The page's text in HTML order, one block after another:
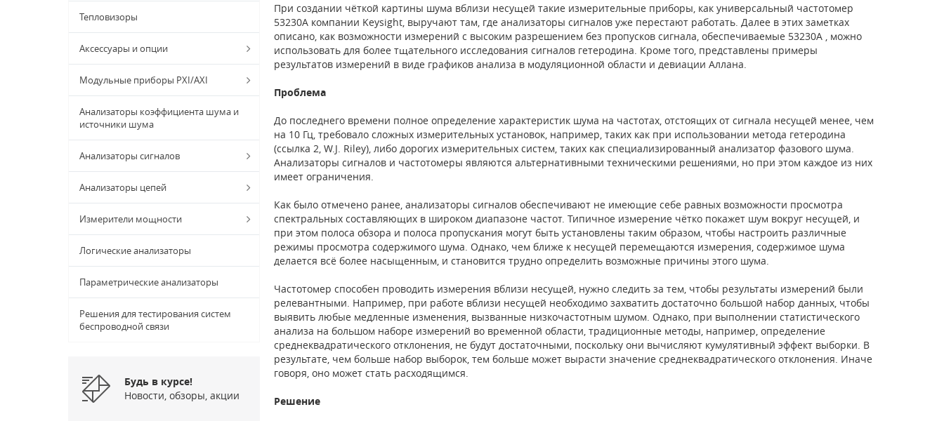
Тепловизоры
Аксессуары и опции
Модульные приборы PXI/AXI
Анализаторы коэффициента шума и
источники шума
Анализаторы сигналов
Анализаторы цепей
Измерители мощности
Логические анализаторы
Параметрические анализаторы
Решения для тестирования систем
беспроводной связи
Будь в курсе!
Новости, обзоры, акции
При создании чёткой картины шума вблизи несущей такие измерительные приборы, как универсальный частотомер
53230A компании Keysight, выручают там, где анализаторы сигналов уже перестают работать. Далее в этих заметках
описано, как возможности измерений с высоким разрешением без пропусков сигнала, обеспечиваемые 53230A , можно
использовать для более тщательного исследования сигналов гетеродина. Кроме того, представлены примеры
результатов измерений в виде графиков анализа в модуляционной области и девиации Аллана.
Проблема
До последнего времени полное определение характеристик шума на частотах, отстоящих от сигнала несущей менее, чем
на 10 Гц, требовало сложных измерительных установок, например, таких как при использовании метода гетеродина
(ссылка 2, W.J. Riley), либо дорогих измерительных систем, таких как специализированный анализатор фазового шума.
Анализаторы сигналов и частотомеры являются альтернативными техническими решениями, но при этом каждое из них
имеет ограничения.
Как было отмечено ранее, анализаторы сигналов обеспечивают не имеющие себе равных возможности просмотра
спектральных составляющих в широком диапазоне частот. Типичное измерение чётко покажет шум вокруг несущей, и
при этом полоса обзора и полоса пропускания могут быть установлены таким образом, чтобы настроить различные
режимы просмотра содержимого шума. Однако, чем ближе к несущей перемещаются измерения, содержимое шума
делается всё более насыщенным, и становится трудно определить возможные причины этого шумa.
Частотомер способен проводить измерения вблизи несущей, нужно следить за тем, чтобы результаты измерений были
релевантными. Например, при работе вблизи несущей необходимо захватить достаточно большой набор данных, чтобы
выявить любые медленные изменения, вызванные низкочастотным шумом. Однако, при выполнении статистического
анализа на большом наборе измерений во временной области, традиционные методы, например, определение
среднеквадратического отклонения, не будут достаточными, поскольку они вычисляют кумулятивный эффект выборки. В
результате, чем больше набор выборок, тем больше может вырасти значение среднеквадратического отклонения. Иначе
говоря, оно может стать расходящимся.
Решение